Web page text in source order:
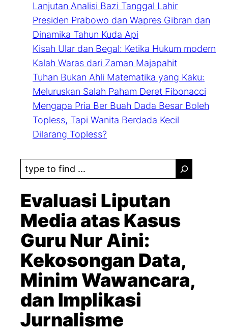
Lanjutan Analisi Bazi Tanggal Lahir
Presiden Prabowo dan Wapres Gibran dan
Dinamika Tahun Kuda Api
Kisah Ular dan Begal: Ketika Hukum modern
Kalah Waras dari Zaman Majapahit
Tuhan Bukan Ahli Matematika yang Kaku:
Meluruskan Salah Paham Deret Fibonacci
Mengapa Pria Ber Buah Dada Besar Boleh
Topless, Tapi Wanita Berdada Kecil
Dilarang Topless?
S
e
a
r
c
h
Evaluasi Liputan
Media atas Kasus
Guru Nur Aini:
Kekosongan Data,
Minim Wawancara,
dan Implikasi
Jurnalisme